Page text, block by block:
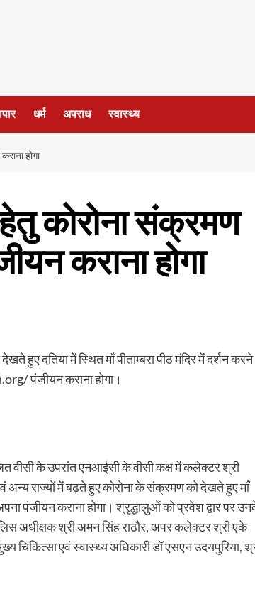
धर्म अपराध स्वास्थ्य
होगा
हेतु कोरोना संक्रमण
कराना होगा
हुए दतिया में स्थित माँ पीताम्बरा पीठ मंदिर में दर्शन करने
पंजीयन कराना होगा।
वीसी के उपरांत एनआईसी के वीसी कक्ष में कलेक्टर श्री
अन्य राज्यों में बढ़ते हुए कोरोना के संक्रमण को देखते हुए माँ
पंजीयन कराना होगा। श्रृद्धालुओं को प्रवेश द्वार पर
अधीक्षक श्री अमन सिंह राठौर, अपर कलेक्टर श्री एके
चिकित्सा एवं स्वास्थ्य अधिकारी डॉ एसएन उदयपुरिया,